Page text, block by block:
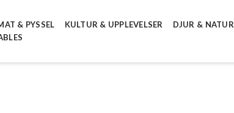
& PYSSEL KULTUR & UPPLEVELSER
DJUR & NATUR